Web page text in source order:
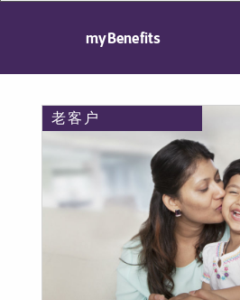
myBenefits
老客户